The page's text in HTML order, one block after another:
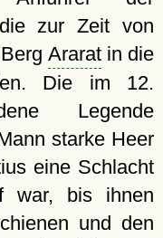
zur Zeit von
Araratin die
Die im 12.
Legende
starke Heer
eine Schlacht
war, bis ihnen
und den